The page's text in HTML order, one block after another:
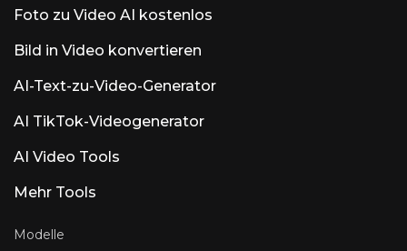
Foto zu Video AI kostenlos
Bild in Video konvertieren
AI-Text-zu-Video-Generator
AI TikTok-Videogenerator
AI Video Tools
Mehr Tools
Modelle